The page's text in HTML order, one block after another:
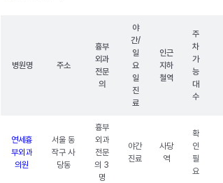
병원명 주소
흉부
외과
전문
의
야
간/
일
요
일
진
료
인근
지하
철역
주
차
가
능
대
수
연세흉
부외과
의원
서울 동
작구 사
당동
흉부
외과
전문
의 3
명
야간
진료
사당
역
확
인
필
요